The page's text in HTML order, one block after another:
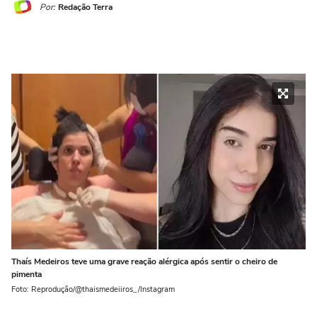
Por: Redação Terra
Thaís Medeiros teve uma grave reação alérgica após sentir o cheiro de
pimenta
Foto: Reprodução/@thaismedeiiros_/Instagram